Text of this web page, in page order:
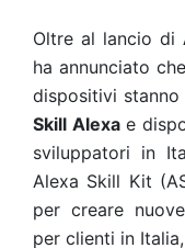
Oltre al lancio di
ha annunciato
dispositivi
Skill Alexae
sviluppatori in
Alexa Skill Kit
per creare
per clienti in